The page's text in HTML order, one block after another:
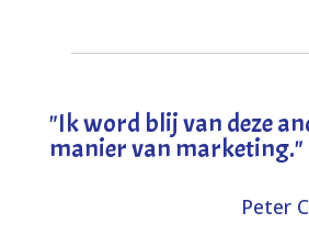
"Ik word blij van deze
manier van marketing."
Peter